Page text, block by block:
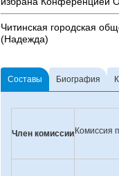
Читинская городская
(Надежда)
Составы Биография
Член комиссии Комиссия